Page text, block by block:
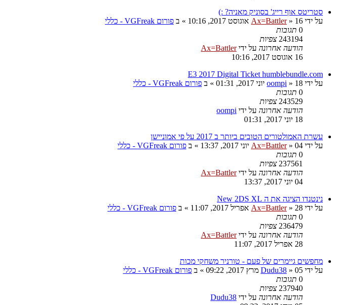
סטריטס אוף רייג' בסוניק מאניה? :)
על ידי
Ax=Battler» 16 אוגוסט 2017, 10:16 » ב פורום VGFreak - כללי
0 תגובות
243194 צפיות
הודעה אחרונה על ידיAx=Battler
16 אוגוסט 2017, 10:16
E3 2017 Digital Ticket humblebundle.com
על ידי
oompi » 18 יוני 2017, 01:31 » ב פורום VGFreak - כללי
0 תגובות
243529 צפיות
הודעה אחרונה על ידי oompi
18 יוני 2017, 01:31
עשרת האמולטורים הטובים ביותר ב 2017 על פי אמוניישן
על ידי
Ax=Battler» 04 יוני 2017, 13:37 » ב פורום VGFreak - כללי
0 תגובות
237561 צפיות
הודעה אחרונה על ידיAx=Battler
04 יוני 2017, 13:37
נינטנדו הציגה את ה New 2DS XL
על ידי
Ax=Battler» 28 אפריל 2017, 11:07 » ב פורום VGFreak - כללי
0 תגובות
236479 צפיות
הודעה אחרונה על ידיAx=Battler
28 אפריל 2017, 11:07
מחפשים גיימרים של פעם - טורניר משחקי מכות
על ידי
Dudu38 » 05 מרץ 2017, 09:22 » ב פורום VGFreak - כללי
0 תגובות
237940 צפיות
הודעה אחרונה על ידי Dudu38